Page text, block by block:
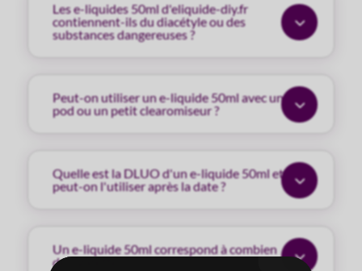
3
Les e-liquides 50ml d'eliquide-diy.fr
contiennent-ils du diacétyle ou des
substances dangereuses ?
3
Peut-on utiliser un e-liquide 50ml avec un
pod ou un petit clearomiseur ?
3
Quelle est la DLUO d'un e-liquide 50ml et
peut-on l'utiliser après la date ?
3
Un e-liquide 50ml correspond à combien
de cigarettes ?